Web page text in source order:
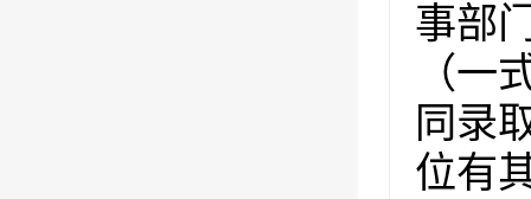
事部
（一
同录
位有